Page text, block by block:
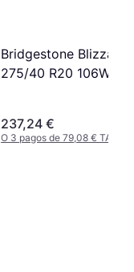
Bridgestone Blizzak 6
275/40 R20 106W XL
237,24 €
O 3 pagos de 79,08 € TAE 0%